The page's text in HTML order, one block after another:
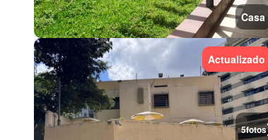
Casa
5fotos
Actualizado